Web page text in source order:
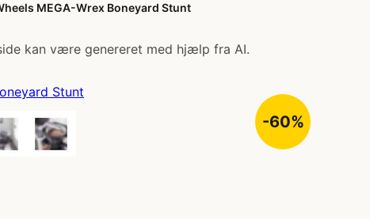
MEGA-Wrex Boneyard Stunt
kan være genereret med hjælp fra AI.
-60%